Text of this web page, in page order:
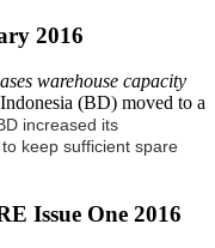
2016
warehouse capacity
(BD) moved to a
increased its
keep sufficient spare
Issue One 2016